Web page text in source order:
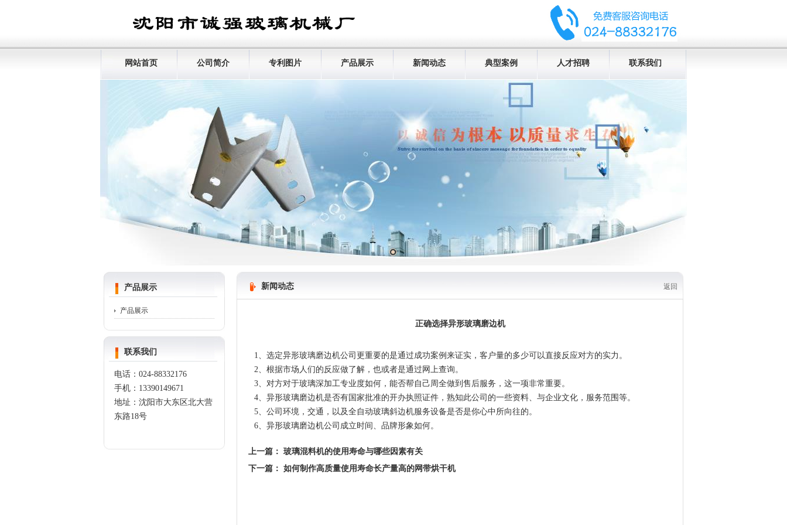
网站首页 公司简介 专利图片 产品展示 新闻动态 典型案例 人才招聘 联系我们
产品展示
产品展示
联系我们
电话： 024-88332176
手机： 13390149671
地址：沈阳市大东区北大营
东路18号
新闻动态 返回
正确选择异形玻璃磨边机
1、选定异形玻璃磨边机公司更重要的是通过成功案例来证实，客户量的多少可以直接反应对方的实力。
2、根据市场人们的反应做了解，也或者是通过网上查询。
3、对方对于玻璃深加工专业度如何，能否帮自己周全做到售后服务，这一项非常重要。
4、异形玻璃磨边机是否有国家批准的开办执照证件，熟知此公司的一些资料、与企业文化，服务范围等。
5、公司环境，交通，以及全自动玻璃斜边机服务设备是否是你心中所向往的。
6、异形玻璃磨边机公司成立时间、品牌形象如何。
上一篇 ： 玻璃混料机的使用寿命与哪些因素有关
下一篇 ： 如何制作高质量使用寿命长产量高的网带烘干机